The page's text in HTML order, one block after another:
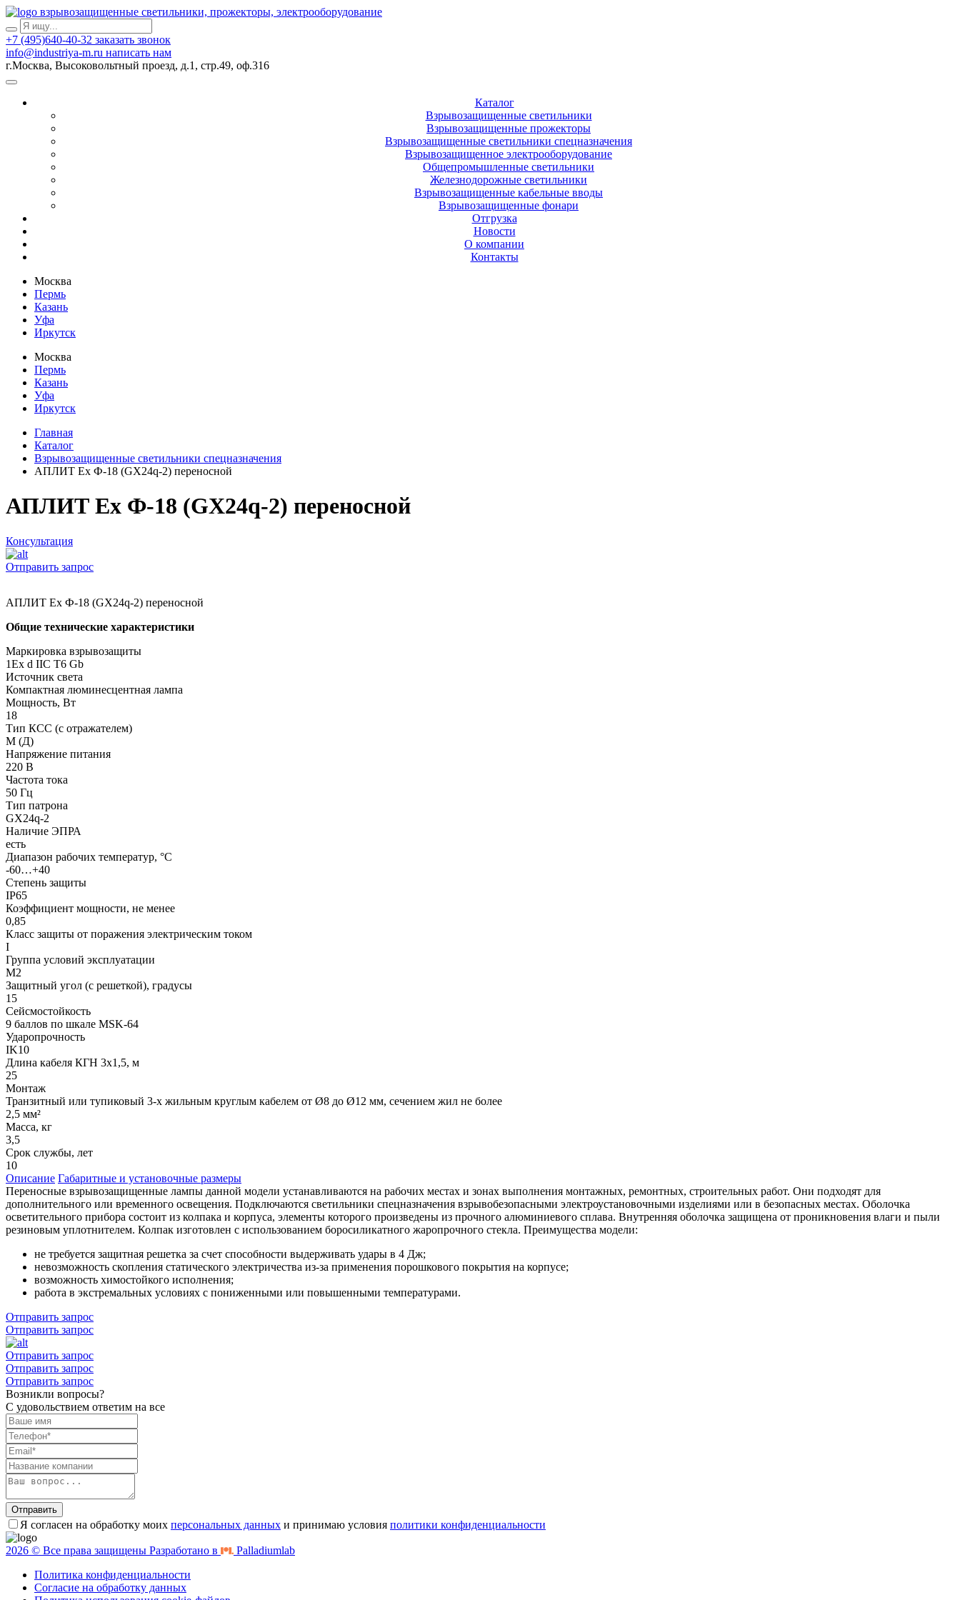
взрывозащищенные светильники, прожекторы, электрооборудование
+7 (495)640-40-32 заказать звонок
info@industriya-m.ru написать нам
г.Москва, Высоковольтный проезд, д.1, стр.49, оф.316
Каталог
Взрывозащищенные светильники
Взрывозащищенные прожекторы
Взрывозащищенные светильники спецназначения
Взрывозащищенное электрооборудование
Общепромышленные светильники
Железнодорожные светильники
Взрывозащищенные кабельные вводы
Взрывозащищенные фонари
Отгрузка
Новости
О компании
Контакты
Москва
Пермь
Казань
Уфа
Иркутск
Москва
Пермь
Казань
Уфа
Иркутск
Главная
Каталог
Взрывозащищенные светильники спецназначения
АПЛИТ Ех Ф-18 (GX24q-2) переносной
АПЛИТ Ех Ф-18 (GX24q-2) переносной
Консультация
Отправить запрос
АПЛИТ Ех Ф-18 (GX24q-2) переносной
Общие технические характеристики
Маркировка взрывозащиты
1Ех d IIC T6 Gb
Источник света
Компактная люминесцентная лампа
Мощность, Вт
18
Тип КСС (с отражателем)
М (Д)
Напряжение питания
220 В
Частота тока
50 Гц
Тип патрона
GX24q-2
Наличие ЭПРА
есть
Диапазон рабочих температур, °С
-60…+40
Степень защиты
IP65
Коэффициент мощности, не менее
0,85
Класс защиты от поражения электрическим током
I
Группа условий эксплуатации
М2
Защитный угол (с решеткой), градусы
15
Сейсмостойкость
9 баллов по шкале МSK-64
Ударопрочность
IK10
Длина кабеля КГН 3х1,5, м
25
Монтаж
Транзитный или тупиковый 3-х жильным круглым кабелем от Ø8 до Ø12 мм, сечением жил не более
2,5 мм²
Масса, кг
3,5
Срок службы, лет
10
Описание Габаритные и установочные размеры
Переносные взрывозащищенные лампы данной модели устанавливаются на рабочих местах и зонах выполнения монтажных, ремонтных, строительных работ. Они подходят для
дополнительного или временного освещения. Подключаются светильники спецназначения взрывобезопасными электроустановочными изделиями или в безопасных местах. Оболочка
осветительного прибора состоит из колпака и корпуса, элементы которого произведены из прочного алюминиевого сплава. Внутренняя оболочка защищена от проникновения влаги и пыли
резиновым уплотнителем. Колпак изготовлен с использованием боросиликатного жаропрочного стекла. Преимущества модели:
не требуется защитная решетка за счет способности выдерживать удары в 4 Дж;
невозможность скопления статического электричества из-за применения порошкового покрытия на корпусе;
возможность химостойкого исполнения;
работа в экстремальных условиях с пониженными или повышенными температурами.
Отправить запрос
Отправить запрос
Отправить запрос
Отправить запрос
Отправить запрос
Возникли вопросы?
С удовольствием ответим на все
Отправить
Я согласен на обработку моих персональных данных и принимаю условия политики конфиденциальности
2026 © Все права защищены Разработано в
Palladiumlab
Политика конфиденциальности
Согласие на обработку данных